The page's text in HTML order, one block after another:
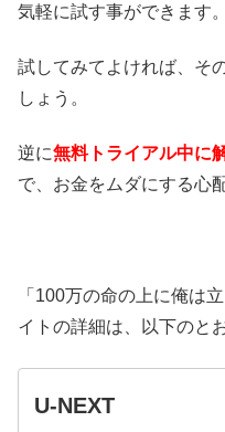
気軽に試す事ができます。
試してみてよければ、そ
しょう。
逆に無料トライアル中に
で、お金をムダにする心
「100万の命の上に俺は
イトの詳細は、以下のと
U-NEXT